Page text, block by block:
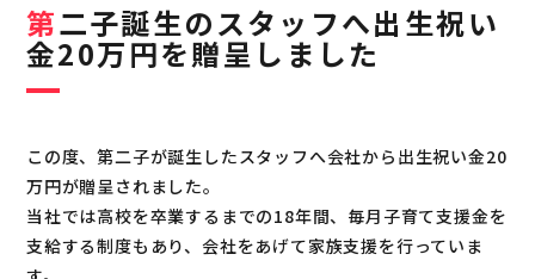
第二子誕生のスタッフへ出生祝い
金20万円を贈呈しました
この度、第二子が誕生したスタッフへ会社から出生祝い金20
万円が贈呈されました。
当社では高校を卒業するまでの18年間、毎月子育て支援金を
支給する制度もあり、会社をあげて家族支援を行っていま